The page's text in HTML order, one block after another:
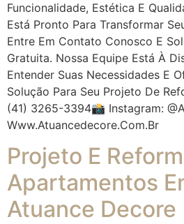
Funcionalidade, Estética E
Está Pronto Para Transformar
Entre Em Contato Conosco E
Gratuita. Nossa Equipe Está À
Entender Suas Necessidades E
Solução Para Seu Projeto De
(41) 3265-3394📸 Instagram:
Www.atuancedecore.com.br
Projeto E
Apartamentos
Atuance Decore